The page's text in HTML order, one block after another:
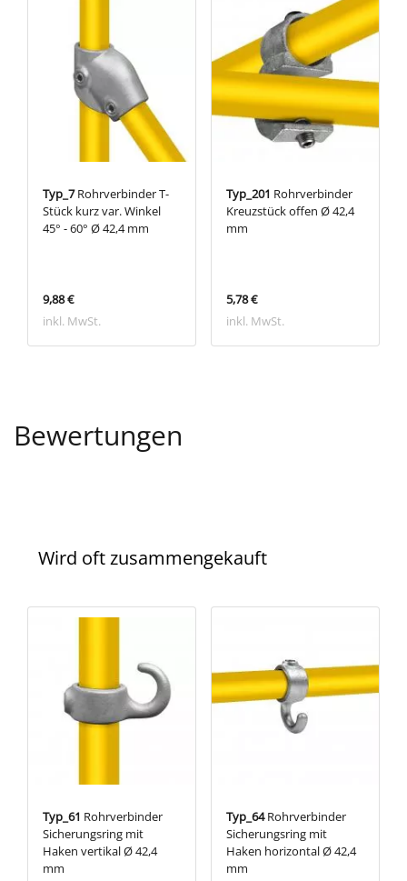
Typ_7Rohrverbinder T-
Stück kurz var. Winkel
45° - 60° Ø 42,4 mm
9,88 €
inkl. MwSt.
Typ_201 Rohrverbinder
Kreuzstück offen Ø 42,4
mm
5,78 €
inkl. MwSt.
Bewertungen
Wird oft zusammengekauft
Typ_61 Rohrverbinder
Sicherungsring mit
Haken vertikal Ø 42,4
mm
Typ_64Rohrverbinder
Sicherungsring mit
Haken horizontal Ø 42,4
mm